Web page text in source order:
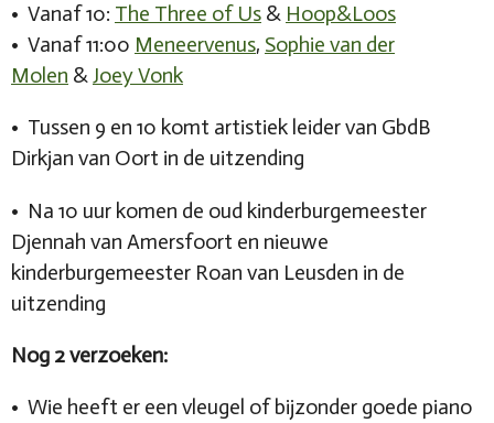
•⁠ ⁠Vanaf 10: The Three of Us & Hoop&Loos
•⁠ ⁠Vanaf 11:00 Meneervenus, Sophie van der
Molen &Joey Vonk
•⁠ ⁠Tussen 9 en 10 komt artistiek leider van GbdB
Dirkjan van Oort in de uitzending
•⁠ ⁠Na 10 uur komen de oud kinderburgemeester
Djennah van Amersfoort en nieuwe
kinderburgemeester Roan van Leusden in de
uitzending
Nog 2 verzoeken:
•⁠ Wie heeft er een vleugel of bijzonder goede piano